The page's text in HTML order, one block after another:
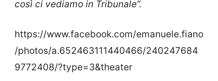
così ci vediamo in Tribunale”.
https://www.facebook.com/emanuele.fiano
/photos/a.652463111440466/240247684
9772408/?type=3&theater